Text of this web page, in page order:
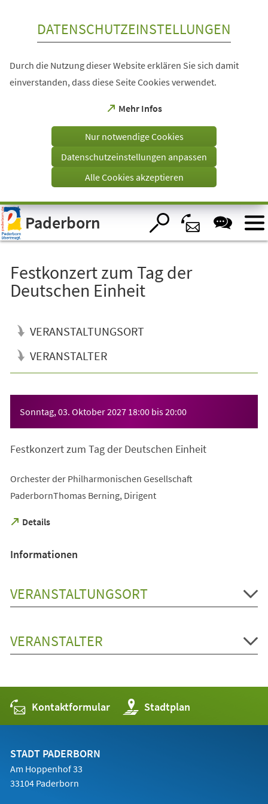
Visuelle
Assistenzsoftware
öffnen.
DATENSCHUTZEINSTELLUNGEN
Durch die Nutzung dieser Website erklären Sie sich damit
einverstanden, dass diese Seite Cookies verwendet.
Mehr Infos
(Öffnet
einem
Tab)
Nur notwendige Cookies
Datenschutzeinstellungen anpassen
Alle Cookies akzeptieren
Paderborn
Festkonzert zum Tag der
Deutschen Einheit
VERANSTALTUNGSORT
VERANSTALTER
Sonntag, 03. Oktober 2027 18:00 bis20:00
Festkonzert zum Tag der Deutschen Einheit
Orchester der Philharmonischen Gesellschaft
PaderbornThomas Berning, Dirigent
Details
(Öffnet
neuen
Informationen
VERANSTALTUNGSORT
VERANSTALTER
Kontaktformular Stadtplan
(Öffnet
in
einem
STADT PADERBORN
Am Hoppenhof 33
33104 Paderborn